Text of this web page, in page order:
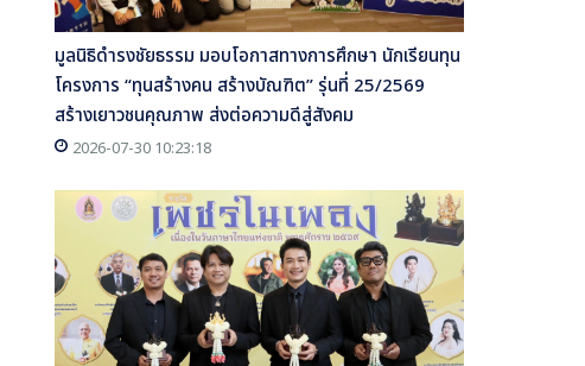
มูลนิธิดำรงชัยธรรม มอบโอกาสทางการศึกษา นักเรียนทุน
โครงการ “ทุนสร้างคน สร้างบัณฑิต” รุ่นที่ 25/2569
สร้างเยาวชนคุณภาพ ส่งต่อความดีสู่สังคม
2026-07-30 10:23:18